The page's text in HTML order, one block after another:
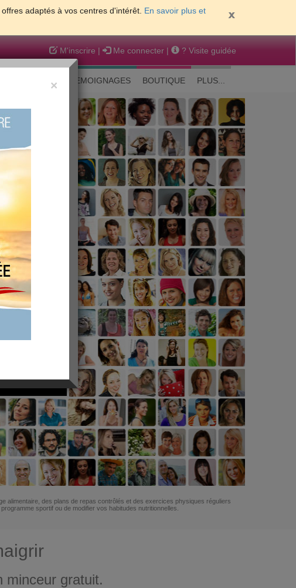
adaptés à vos centres d'intérêt. En savoir plus et
M'inscrire | Me connecter | ? Visite guidée
TEMOIGNAGES BOUTIQUE PLUS...
sa peau
alimentaire, des plans de repas contrôlés et des exercices physiques réguliers
sportif ou de modifier vos habitudes nutritionnelles.
minceur gratuit.
×